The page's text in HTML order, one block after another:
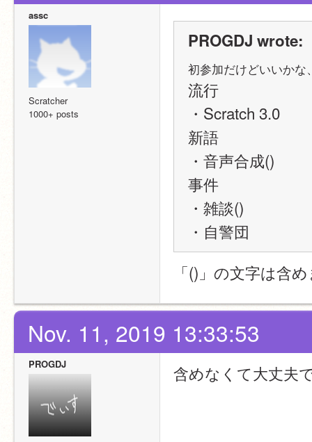
assc
Scratcher
1000+ posts
PROGDJ wrote:
初参加だけどいいかな
流行
・Scratch 3.0
新語
・音声合成()
事件
・雑談()
・自警団
「()」の文字は含
Nov. 11, 2019 13:33:53
PROGDJ 含めなくて大丈夫